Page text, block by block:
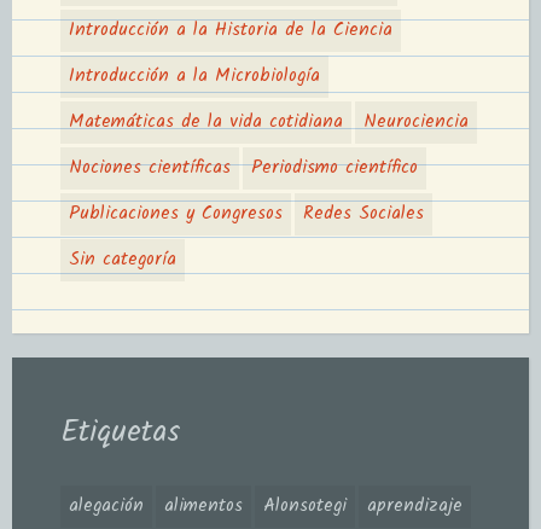
Introducción a la Historia de la Ciencia
Introducción a la Microbiología
Matemáticas de la vida cotidiana
Neurociencia
Nociones científicas
Periodismo científico
Publicaciones y Congresos
Redes Sociales
Sin categoría
Etiquetas
alegación alimentos Alonsotegi
aprendizaje